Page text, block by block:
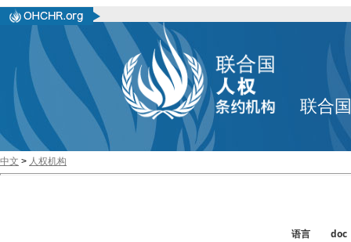
联合
中文 > 人权机构
语言
doc